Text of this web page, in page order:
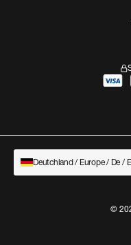
©
Deutchland / Europe / De /